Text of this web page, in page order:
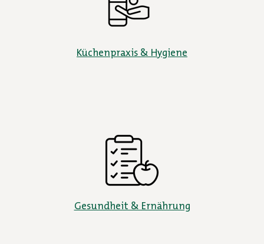
Küchenpraxis & Hygiene
Gesundheit & Ernährung